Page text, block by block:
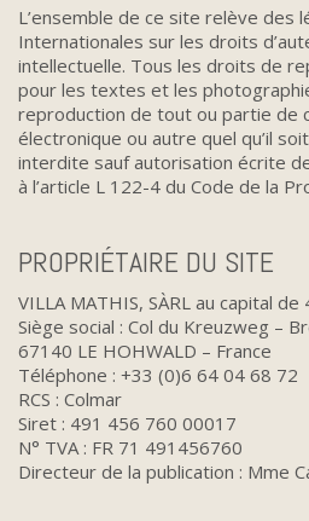
L’ensemble de ce site relève des
Internationales sur les droits
intellectuelle. Tous les droits de
pour les textes et les
reproduction de tout ou partie de
électronique ou autre quel qu’il
interdite sauf autorisation écrite
à l’article L 122-4 du Code de la
PROPRIÉTAIRE DU SITE
VILLA MATHIS, SÀRL au capital
Siège social : Col du Kreuzweg –
67140 LE HOHWALD – France
Téléphone : +33 (0)6 64 04 68 72
RCS : Colmar
Siret : 491 456 760 00017
N° TVA : FR 71 491456760
Directeur de la publication : Mme